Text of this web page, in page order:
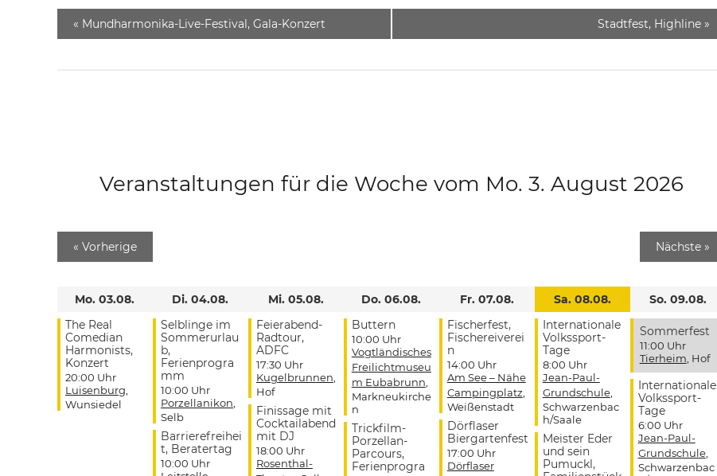
« Mundharmonika-Live-Festival, Gala-Konzert Stadtfest, Highline »
Veranstaltungen für die Woche vom Mo. 3. August 2026
« Vorherige Nächste »
Mo. 03.08.
The Real
Comedian
Harmonists,
Konzert
20:00 Uhr
Luisenburg
Wunsiedel
Di. 04.08.
Selblinge im
Sommerurlau
b,
Ferienprogra
mm
10:00 Uhr
Porzellanikon
Selb
Barrierefreihei
t, Beratertag
10:00 Uhr
Mi. 05.08.
Feierabend-
Radtour,
ADFC
17:30 Uhr
Kugelbrunnen
Hof
Finissage mit
Cocktailabend
mit DJ
18:00 Uhr
Rosenthal-
Do. 06.08.
Buttern
10:00 Uhr
Vogtländisches
Freilichtmuseu
m Eubabrunn
Markneukirche
n
Trickfilm-
Porzellan-
Parcours,
Ferienprogra
Fr. 07.08.
Fischerfest,
Fischereiverei
n
14:00 Uhr
Am See – Nähe
Campingplatz
Weißenstadt
Dörflaser
Biergartenfest
17:00 Uhr
Dörflaser
Sa. 08.08.
Internationale
Volkssport-
Tage
8:00 Uhr
Jean-Paul-
Grundschule,
Schwarzenbac
h/Saale
Meister Eder
und sein
Pumuckl,
So. 09.08.
Sommerfest
11:00 Uhr
Tierheim , Hof
Internationale
Volkssport-
Tage
6:00 Uhr
Jean-Paul-
Grundschule,
Schwarzenbac